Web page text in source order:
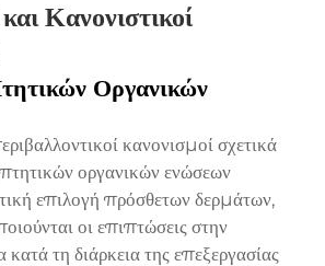
Κανονιστικοί
Οργανικών
κανονισμοί σχετικά
οργανικών ενώσεων
επιλογή πρόσθετων δερμάτων,
οι επιπτώσεις στην
κατά τη διάρκεια της επεξεργασίας